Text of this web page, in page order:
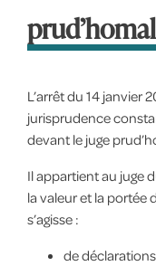
L’arrêt du 14 janvier
jurisprudence
devant le juge
Il appartient au juge
la valeur et la portée
s’agisse :
de